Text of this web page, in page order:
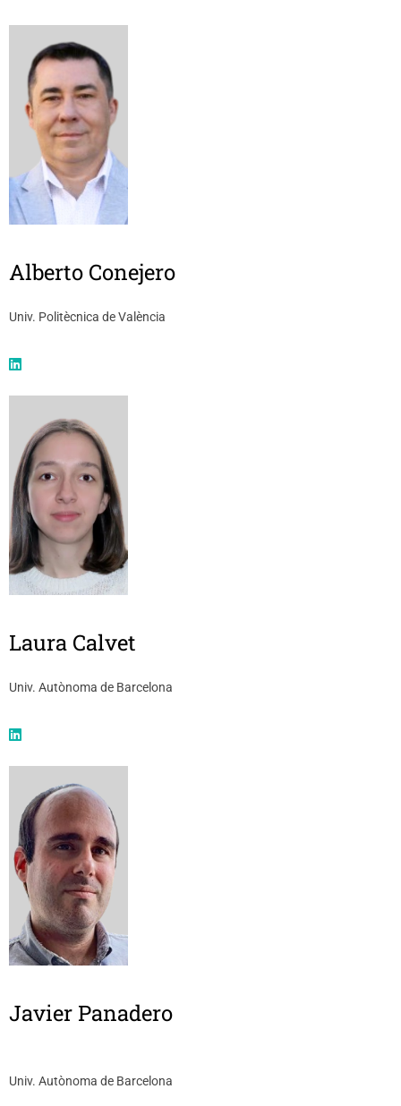
Alberto Conejero
Univ. Politècnica de València
Laura Calvet
Univ. Autònoma de Barcelona
Javier Panadero
Univ. Autònoma de Barcelona